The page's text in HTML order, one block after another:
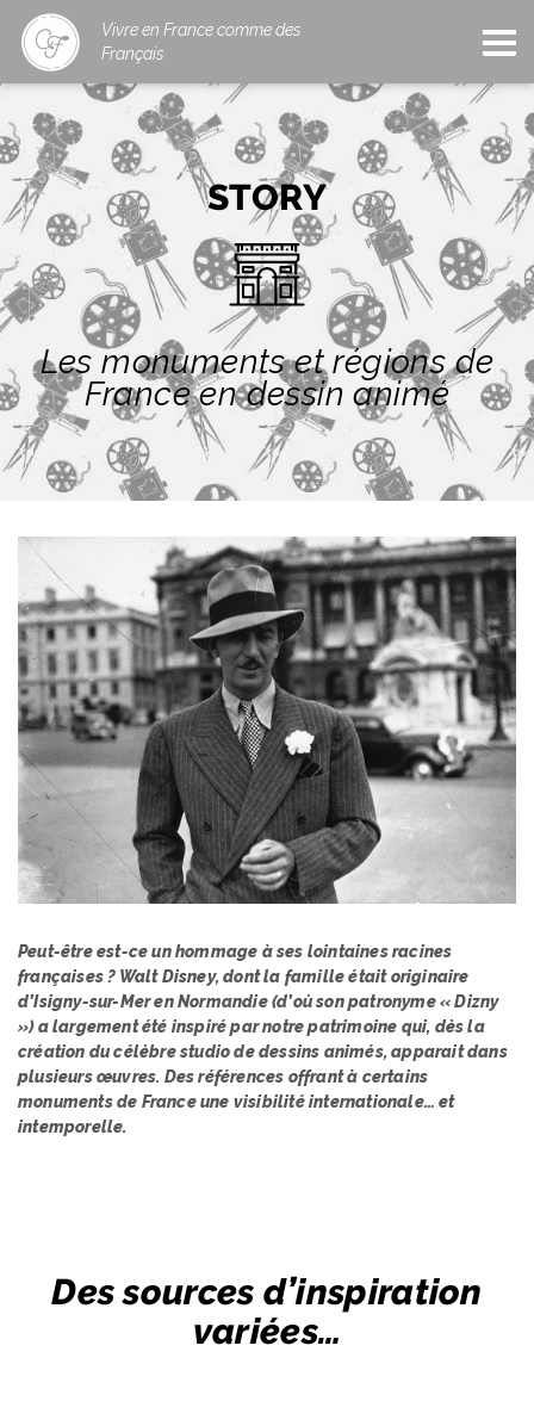
Vivre en France comme des
Français
STORY
Les monuments et régions de
France en dessin animé
Peut-être est-ce un hommage à ses lointaines racines
françaises ? Walt Disney, dont la famille était originaire
d’Isigny-sur-Mer en Normandie (d’où son patronyme « Dizny
») a largement été inspiré par notre patrimoine qui, dès la
création du célèbre studio de dessins animés, apparait dans
plusieurs œuvres. Des références offrant à certains
monuments de France une visibilité internationale… et
intemporelle.
Des sources d’inspiration
variées…